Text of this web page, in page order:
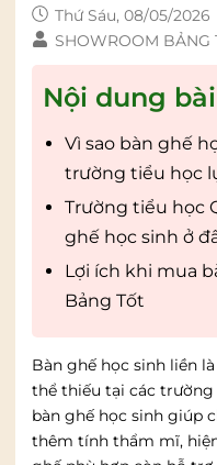
Thứ Sáu, 08/05/2026
SHOWROOM BẢNG
Nội dung
Vì sao bàn ghế
trường tiểu học
Trường tiểu học
ghế học sinh ở
Lợi ích khi mua
Bảng Tốt
Bàn ghế học sinh liền
thể thiếu tại các trường
bàn ghế học sinh giúp
thêm tính thẩm mĩ,